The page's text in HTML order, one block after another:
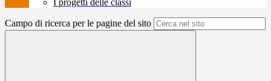
I progetti delle classi
Campo di ricerca per le pagine del sito